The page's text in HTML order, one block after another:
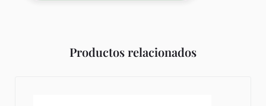
Productos relacionados